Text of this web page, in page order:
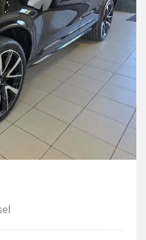
wij begeleiden het
aflevering.